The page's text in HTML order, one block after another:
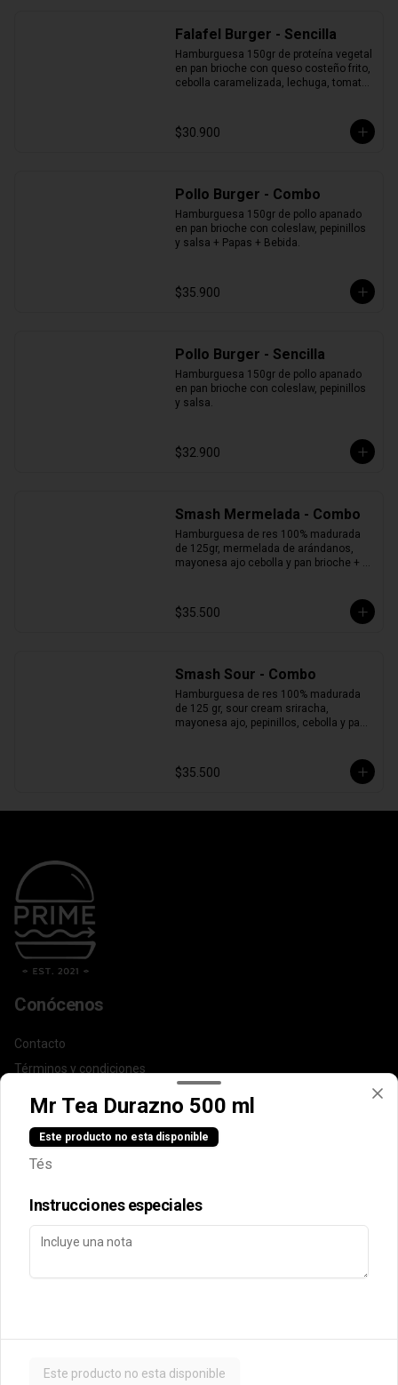
Falafel Burger - Sencilla
Hamburguesa 150gr de proteína vegetal
en pan brioche con queso costeño frito,
cebolla caramelizada, lechuga, tomate
$30.900
Pollo Burger - Combo
Hamburguesa 150gr de pollo apanado
en pan brioche con coleslaw, pepinillos
y salsa + Papas + Bebida.
$35.900
Pollo Burger - Sencilla
Hamburguesa 150gr de pollo apanado
en pan brioche con coleslaw, pepinillos
y salsa.
$32.900
Smash Mermelada - Combo
Hamburguesa de res 100% madurada
de 125gr, mermelada de arándanos,
mayonesa ajo cebolla y pan brioche +
$35.500
Smash Sour - Combo
Hamburguesa de res 100% madurada
de 125 gr, sour cream sriracha,
mayonesa ajo, pepinillos, cebolla y pan
$35.500
Conócenos
Contacto
Términos y condiciones
Redes sociales
Instagram
Mi cuenta
Iniciar sesión
Mr Tea Durazno 500 ml
Este producto no esta disponible
Tés
Instrucciones especiales
Este producto no esta disponible